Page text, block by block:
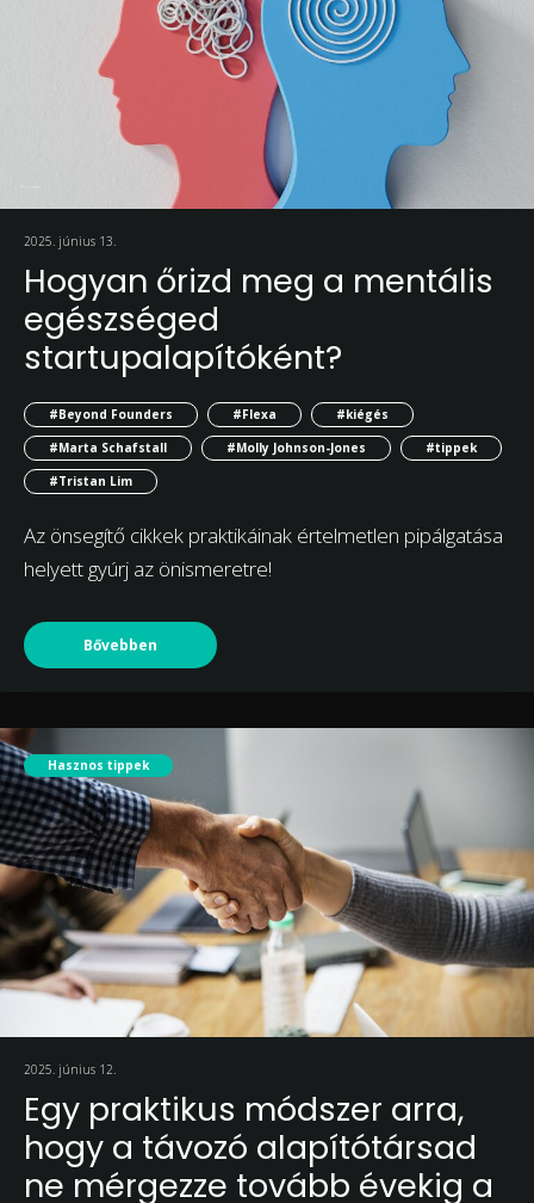
2025. június 13.
Hogyan őrizd meg a mentális
egészséged
startupalapítóként?
#Beyond Founders #Flexa
#kiégés
#Marta Schafstall
#Molly Johnson-Jones
#tippek
#Tristan Lim
Az önsegítő cikkek praktikáinak értelmetlen pipálgatása
helyett gyúrj az önismeretre!
Bővebben
Hasznos tippek
2025. június 12.
Egy praktikus módszer arra,
hogy a távozó alapítótársad
ne mérgezze tovább évekig a